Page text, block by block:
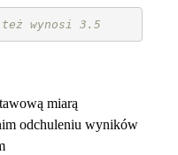
też wynosi 3.5
miarą
odchuleniu wyników